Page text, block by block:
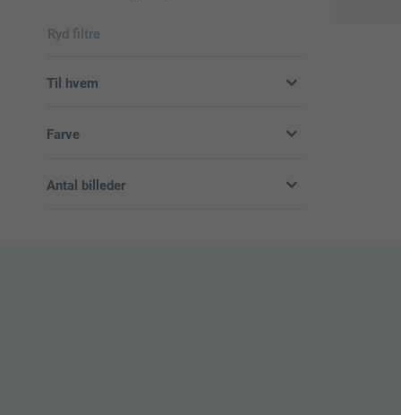
Ryd filtre
Til hvem
Pige (2)
Farve
Antal billeder